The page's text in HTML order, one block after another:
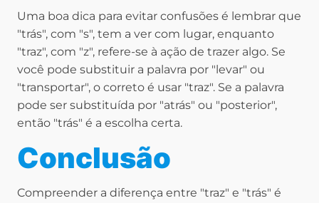
Uma boa dica para evitar confusões é lembrar que
"trás", com "s", tem a ver com lugar, enquanto
"traz", com "z", refere-se à ação de trazer algo. Se
você pode substituir a palavra por "levar" ou
"transportar", o correto é usar "traz". Se a palavra
pode ser substituída por "atrás" ou "posterior",
então "trás" é a escolha certa.
Conclusão
Compreender a diferença entre "traz" e "trás" é